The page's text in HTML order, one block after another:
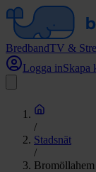
BredbandTV &
Logga inSkapa
/
Stadsnät
/
Bromöllahem